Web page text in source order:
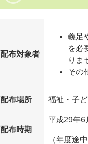
配布対象者
義足
を必
りま
その
配布場所 福祉・子
配布時期
平成29年6
（年度途